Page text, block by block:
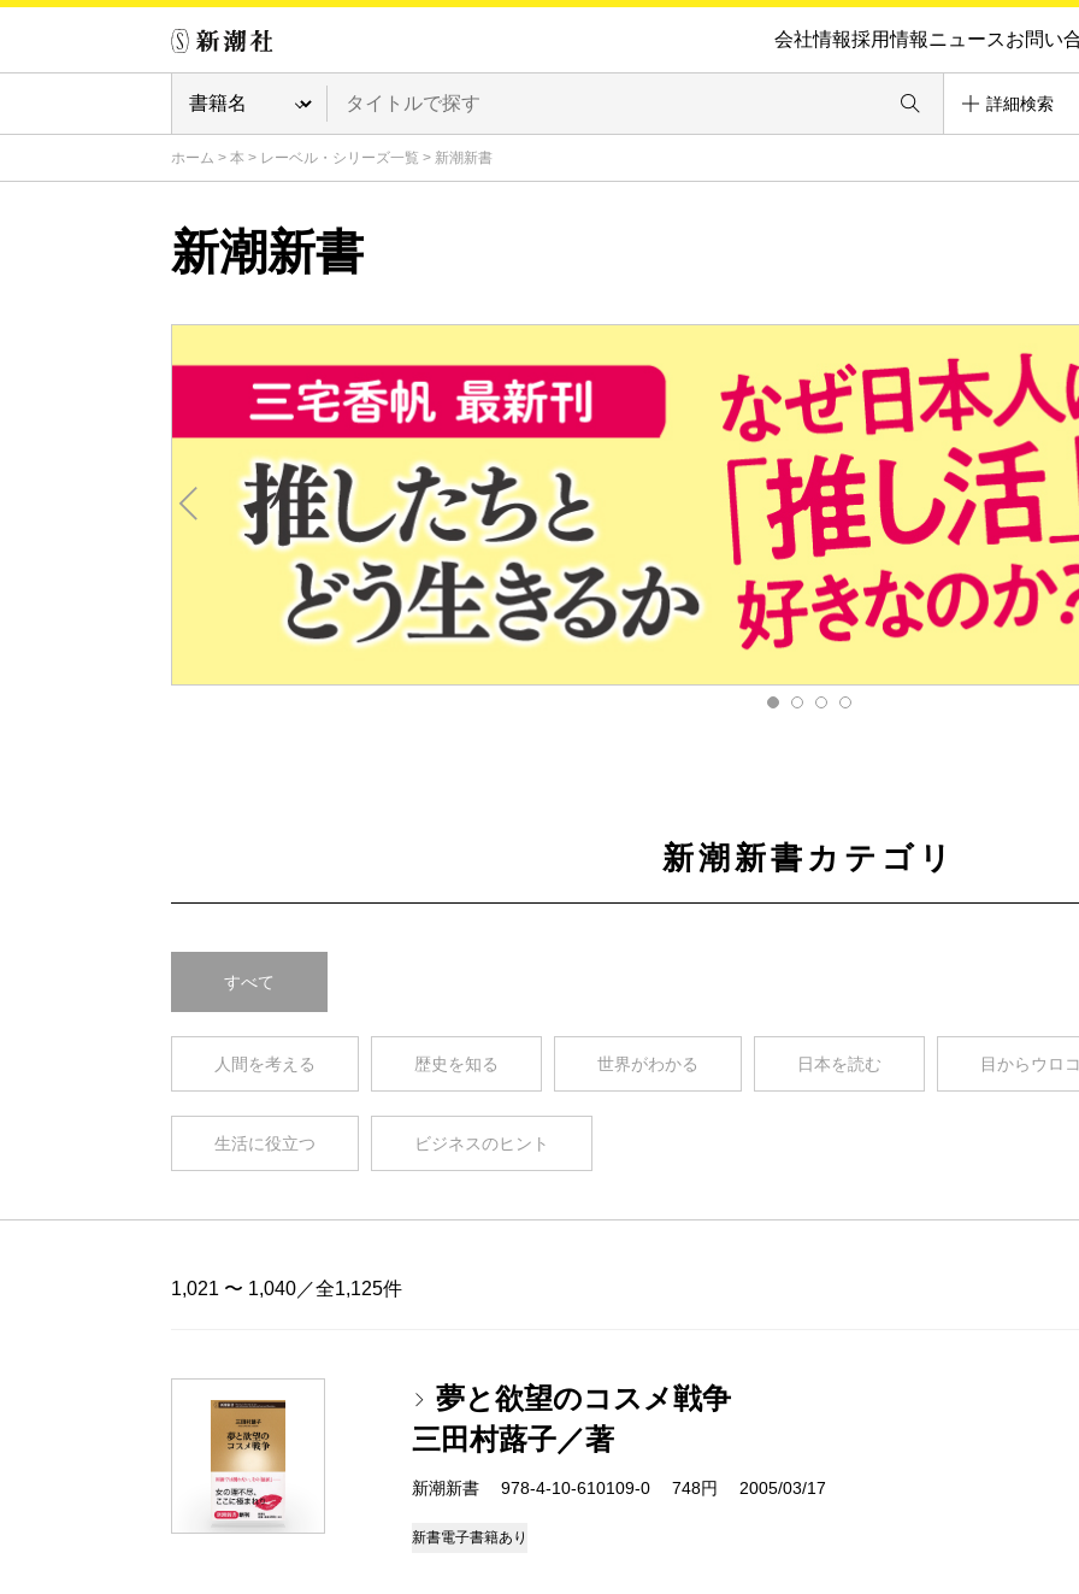
会社情報採用情報ニュースお問い
詳細検索
ホーム > 本 > レーベル・シリーズ一覧 > 新潮新書
新潮新書
新潮新書カテゴリ
すべて
人間を考える 歴史を知る 世界がわかる 日本を読む 目からウロ
生活に役立つ ビジネスのヒント
1,021 〜 1,040／全1,125件
夢と欲望のコスメ戦争
三田村蕗子／著
新潮新書 978-4-10-610109-0 748円 2005/03/17
新書電子書籍あり